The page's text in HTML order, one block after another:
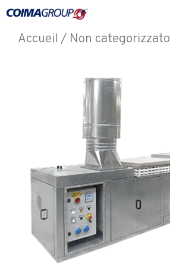
Accueil / Non categorizzato